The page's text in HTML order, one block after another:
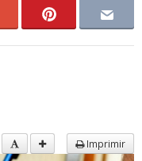
Imprimir